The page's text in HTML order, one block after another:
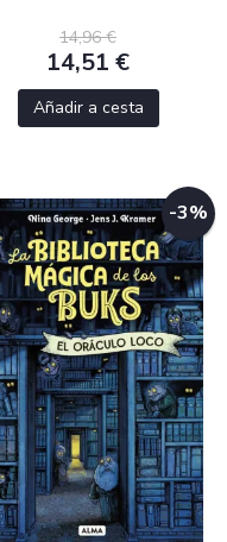
14,96 €
14,51 €
Añadir a cesta
-3%